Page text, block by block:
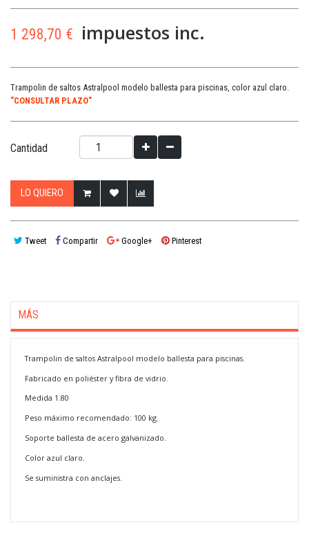
1 298,70 € impuestos inc.
Trampolin de saltos Astralpool modelo ballesta para piscinas, color azul claro.
"CONSULTAR PLAZO"
Cantidad
LO QUIERO
Tweet Compartir Google+ Pinterest
MÁS
Trampolin de saltos Astralpool modelo ballesta para piscinas.
Fabricado en poliéster y fibra de vidrio.
Medida 1.80
Peso máximo recomendado: 100 kg.
Soporte ballesta de acero galvanizado.
Color azul claro.
Se suministra con anclajes.